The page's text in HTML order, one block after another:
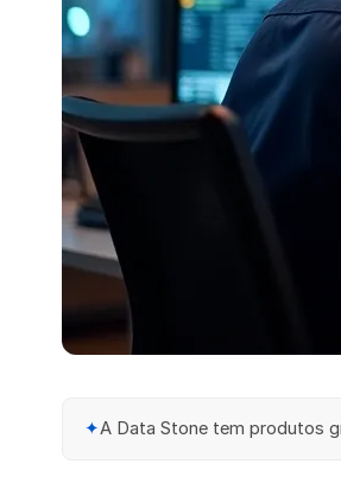
✦A Data Stone tem produtos